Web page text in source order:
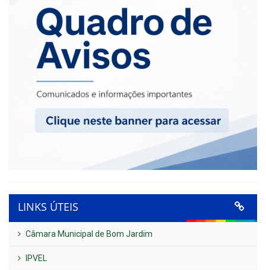
LINKS ÚTEIS
Câmara Municipal de Bom Jardim
IPVEL